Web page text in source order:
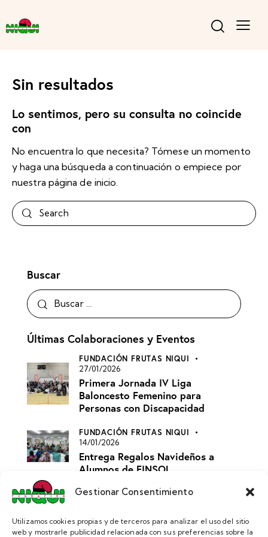
Gestionar Consentimiento
Utilizamos cookies propias y de terceros para analizar el uso del sitio
web y mostrarle publicidad relacionada con sus preferencias sobre la
Sin resultados
Lo sentimos, pero su consulta no coincide
con
No encuentra lo que necesita? Tómese un momento
y haga una búsqueda a continuación o empiece por
nuestra página de inicio
Buscar
Últimas Colaboraciones y Eventos
FUNDACIÓN FRUTAS NIQUI
27/01/2026
Primera Jornada IV Liga
Baloncesto Femenino para
Personas con Discapacidad
FUNDACIÓN FRUTAS NIQUI
14/01/2026
Entrega Regalos Navideños a
Alumnos de FINSOL
FUNDACIÓN FRUTAS NIQUI
Reparto Regalos Prisión de
Valdemoro